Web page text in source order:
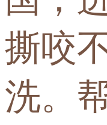
撕咬
洗。